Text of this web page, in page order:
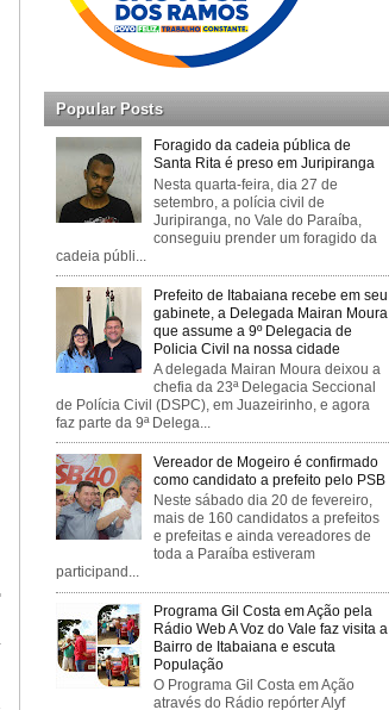
Popular Posts
Foragido da cadeia pública de
Santa Rita é preso em Juripiranga
Nesta quarta-feira, dia 27 de
setembro, a polícia civil de
Juripiranga, no Vale do Paraíba,
conseguiu prender um foragido da
cadeia públi...
Prefeito de Itabaiana recebe em seu
gabinete, a Delegada Mairan Moura
que assume a 9º Delegacia de
Policia Civil na nossa cidade
A delegada Mairan Moura deixou a
chefia da 23ª Delegacia Seccional
de Polícia Civil (DSPC), em Juazeirinho, e agora
faz parte da 9ª Delega...
Vereador de Mogeiro é confirmado
como candidato a prefeito pelo PSB
Neste sábado dia 20 de fevereiro,
mais de 160 candidatos a prefeitos
e prefeitas e ainda vereadores de
toda a Paraíba estiveram
participand...
Programa Gil Costa em Ação pela
Rádio Web A Voz do Vale faz visita a
Bairro de Itabaiana e escuta
População
O Programa Gil Costa em Ação
através do Rádio repórter Alyf